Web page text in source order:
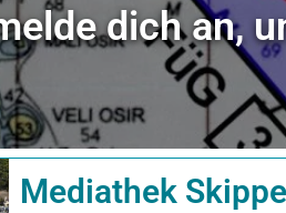
dich an,
Mediathek